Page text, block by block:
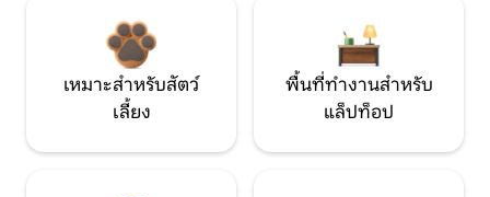
เหมาะสำหรับสัตว์
เลี้ยง
พื้นที่ทำงานสำหรับ
แล็ปท็อป